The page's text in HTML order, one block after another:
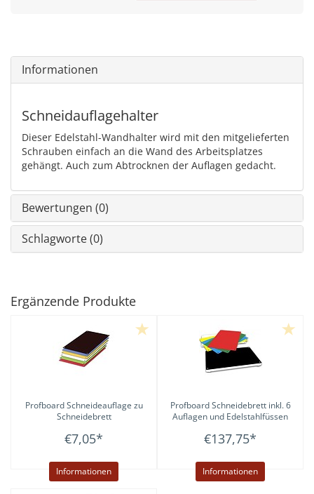
Informationen
Schneidauflagehalter
Dieser Edelstahl-Wandhalter wird mit den mitgelieferten
Schrauben einfach an die Wand des Arbeitsplatzes
gehängt. Auch zum Abtrocknen der Auflagen gedacht.
Bewertungen (0)
Schlagworte (0)
Ergänzende Produkte
ProfboardSchneideauflage zu
Schneidebrett
€7,05*
Informationen
ProfboardSchneidebrett inkl. 6
Auflagen und Edelstahlfüssen
€137,75*
Informationen